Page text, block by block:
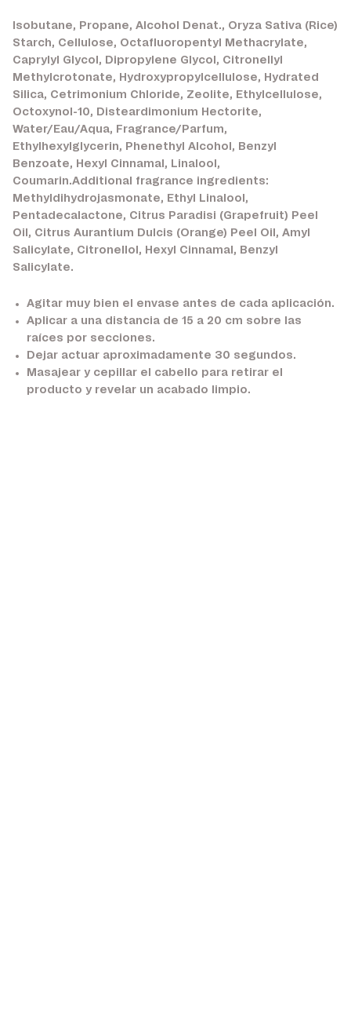
Isobutane, Propane, Alcohol Denat., Oryza Sativa (Rice)
Starch, Cellulose, Octafluoropentyl Methacrylate,
Caprylyl Glycol, Dipropylene Glycol, Citronellyl
Methylcrotonate, Hydroxypropylcellulose, Hydrated
Silica, Cetrimonium Chloride, Zeolite, Ethylcellulose,
Octoxynol-10, Disteardimonium Hectorite,
Water/Eau/Aqua, Fragrance/Parfum,
Ethylhexylglycerin, Phenethyl Alcohol, Benzyl
Benzoate, Hexyl Cinnamal, Linalool,
Coumarin.Additional fragrance ingredients:
Methyldihydrojasmonate, Ethyl Linalool,
Pentadecalactone, Citrus Paradisi (Grapefruit) Peel
Oil, Citrus Aurantium Dulcis (Orange) Peel Oil, Amyl
Salicylate, Citronellol, Hexyl Cinnamal, Benzyl
Salicylate.
Agitar muy bien el envase antes de cada aplicación.
Aplicar a una distancia de 15 a 20 cm sobre las
raíces por secciones.
Dejar actuar aproximadamente 30 segundos.
Masajear y cepillar el cabello para retirar el
producto y revelar un acabado limpio.